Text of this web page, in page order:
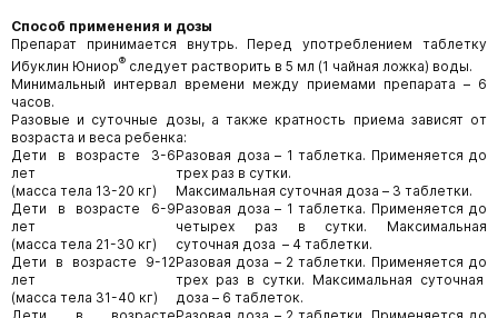
Способ применения и дозы
Препарат принимается внутрь. Перед употреблением таблетку
Ибуклин Юниор® следует растворить в 5 мл (1 чайная ложка) воды.
Минимальный интервал времени между приемами препарата – 6
часов.
Разовые и суточные дозы, а также кратность приема зависят от
возраста и веса ребенка:
Дети в возрасте 3-6
лет
(масса тела 13-20 кг)
Разовая доза – 1 таблетка. Применяется до
трех раз в сутки.
Максимальная суточная доза – 3 таблетки.
Дети в возрасте 6-9
лет
(масса тела 21-30 кг)
Разовая доза – 1 таблетка. Применяется до
четырех раз в сутки. Максимальная
суточная доза – 4 таблетки.
Дети в возрасте 9-12
лет
(масса тела 31-40 кг)
Разовая доза – 2 таблетки. Применяется до
трех раз в сутки. Максимальная суточная
доза – 6 таблеток.